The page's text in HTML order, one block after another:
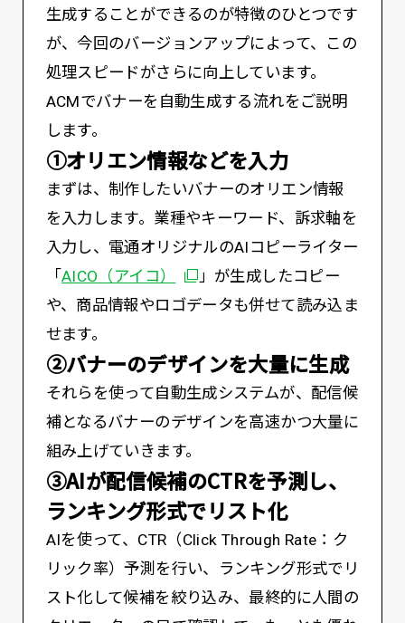
生成することができるのが特徴のひとつです
が、今回のバージョンアップによって、この
処理スピードがさらに向上しています。
ACMでバナーを自動生成する流れをご説明
します。
①オリエン情報などを入力
まずは、制作したいバナーのオリエン情報
を入力します。業種やキーワード、訴求軸を
入力し、電通オリジナルのAIコピーライター
「AICO（アイコ） 別ウィンドウで開く
」が生成したコピー
や、商品情報やロゴデータも併せて読み込ま
せます。
②バナーのデザインを大量に生成
それらを使って自動生成システムが、配信候
補となるバナーのデザインを高速かつ大量に
組み上げていきます。
③AIが配信候補のCTRを予測し、
ランキング形式でリスト化
AIを使って、CTR（Click Through Rate：ク
リック率）予測を行い、ランキング形式でリ
スト化して候補を絞り込み、最終的に人間の